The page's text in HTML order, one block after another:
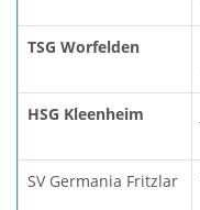
TSG Worfelden
HSG Kleenheim
SV Germania Fritzlar